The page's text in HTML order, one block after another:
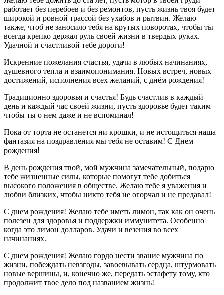
работает без перебоев и без ремонтов, пусть жизнь твоя будет
широкой и ровной трассой без ухабов и рытвин. Желаю
также, чтоб не заносило тебя на крутых поворотах, чтобы ты
всегда крепко держал руль своей жизни в твердых руках.
Удачной и счастливой тебе дороги!
Искренние пожелания счастья, удачи в любых начинаниях,
душевного тепла и взаимопонимания. Новых встреч, новых
достижений, исполнения всех желаний, с днём рождения!
Традиционно здоровья и счастья! Будь счастлив в каждый
день и каждый час своей жизни, пусть здоровье будет таким
чтобы ты о нем даже и не вспоминал!
Пока от торта не останется ни крошки, и не истощиться наша
фантазия на поздравления мы тебя не оставим! С Днем
рождения!
В день рождения твой, мой мужчина замечательный, подарю
тебе жизненные силы, которые помогут тебе добиться
высокого положения в обществе. Желаю тебе я уважения и
любви близких, чтобы никто тебя не огорчал и не предавал!
С днем рождения! Желаю тебе иметь лимон, так как он очень
полезен для здоровья и поддержки иммунитета. Особенно
когда это лимон долларов. Удачи и везения во всех
начинаниях.
С днем рождения! Желаю гордо нести звание мужчина по
жизни, побеждать невзгоды, завоевывать сердца, штурмовать
новые вершины, и, конечно же, передать эстафету тому, кто
продолжит твое дело под названием жизнь!